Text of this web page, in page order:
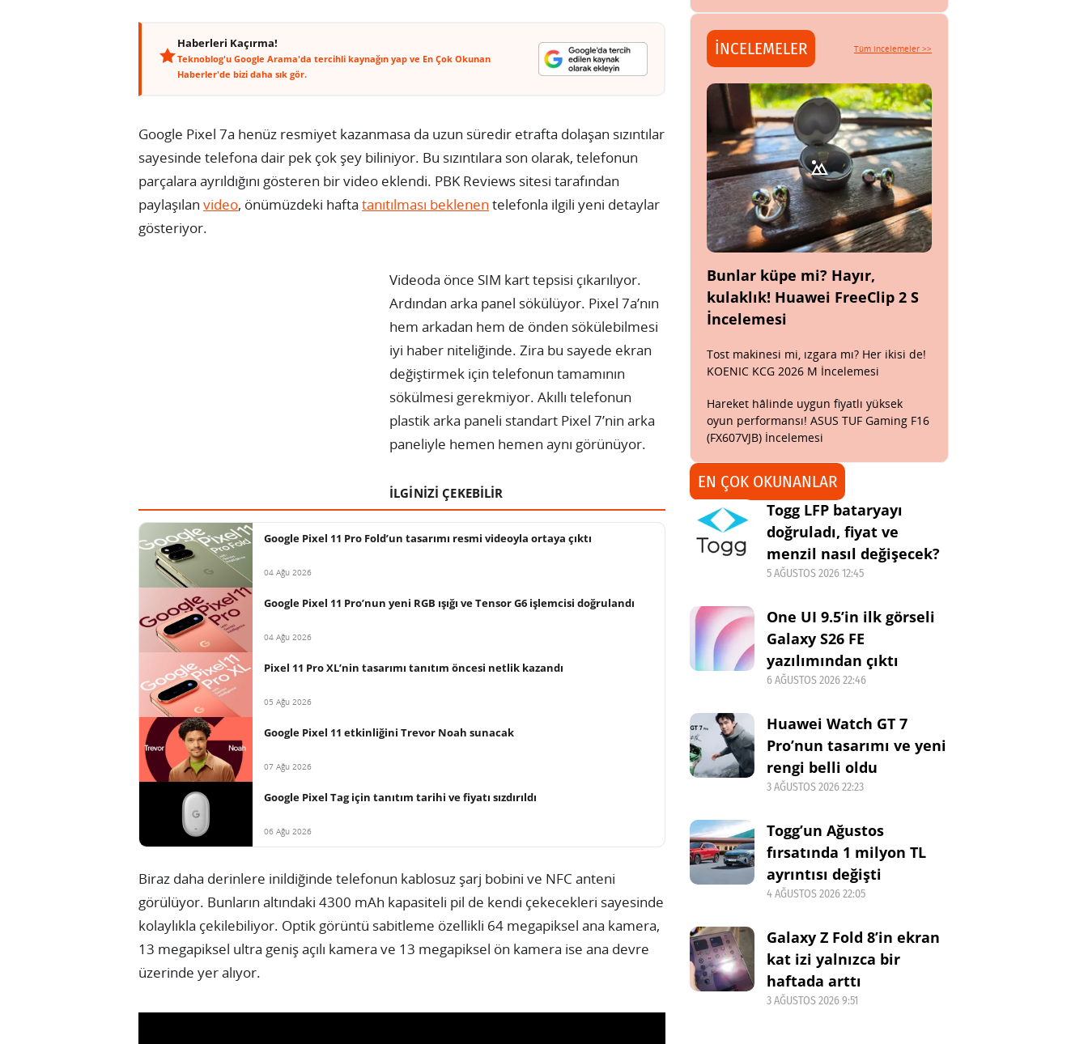
Haberleri Kaçırma!
Teknoblog'u Google Arama'da tercihli kaynağın yap ve En Çok Okunan
Haberler'de bizi daha sık gör.
Google Pixel 7a henüz resmiyet kazanmasa da uzun süredir etrafta dolaşan sızıntılar
sayesinde telefona dair pek çok şey biliniyor. Bu sızıntılara son olarak, telefonun
parçalara ayrıldığını gösteren bir video eklendi. PBK Reviews sitesi tarafından
paylaşılan video, önümüzdeki hafta tanıtılması beklenen telefonla ilgili yeni detaylar
gösteriyor.
Videoda önce SIM kart tepsisi çıkarılıyor.
Ardından arka panel sökülüyor. Pixel 7a’nın
hem arkadan hem de önden sökülebilmesi
iyi haber niteliğinde. Zira bu sayede ekran
değiştirmek için telefonun tamamının
sökülmesi gerekmiyor. Akıllı telefonun
plastik arka paneli standart Pixel 7’nin arka
paneliyle hemen hemen aynı görünüyor.
İLGİNİZİ ÇEKEBİLİR
Google Pixel 11 Pro Fold’un tasarımı resmi videoyla ortaya çıktı
04 Ağu 2026
Google Pixel 11 Pro’nun yeni RGB ışığı ve Tensor G6 işlemcisi doğrulandı
04 Ağu 2026
Pixel 11 Pro XL’nin tasarımı tanıtım öncesi netlik kazandı
05 Ağu 2026
Google Pixel 11 etkinliğini Trevor Noah sunacak
07 Ağu 2026
Google Pixel Tag için tanıtım tarihi ve fiyatı sızdırıldı
06 Ağu 2026
Biraz daha derinlere inildiğinde telefonun kablosuz şarj bobini ve NFC anteni
görülüyor. Bunların altındaki 4300 mAh kapasiteli pil de kendi çekecekleri sayesinde
kolaylıkla çekilebiliyor. Optik görüntü sabitleme özellikli 64 megapiksel ana kamera,
13 megapiksel ultra geniş açılı kamera ve 13 megapiksel ön kamera ise ana devre
üzerinde yer alıyor.
İNCELEMELER Tüm incelemeler >>
Bunlar küpe mi? Hayır,
kulaklık! Huawei FreeClip 2 S
İncelemesi
Tost makinesi mi, ızgara mı? Her ikisi de!
KOENIC KCG 2026 M İncelemesi
Hareket hâlinde uygun fiyatlı yüksek
oyun performansı! ASUS TUF Gaming F16
(FX607VJB) İncelemesi
EN ÇOK OKUNANLAR
Togg LFP bataryayı
doğruladı, fiyat ve
menzil nasıl değişecek?
5 AĞUSTOS 2026 12:45
One UI 9.5’in ilk görseli
Galaxy S26 FE
yazılımından çıktı
6 AĞUSTOS 2026 22:46
Huawei Watch GT 7
Pro’nun tasarımı ve yeni
rengi belli oldu
3 AĞUSTOS 2026 22:23
Togg’un Ağustos
fırsatında 1 milyon TL
ayrıntısı değişti
4 AĞUSTOS 2026 22:05
Galaxy Z Fold 8’in ekran
kat izi yalnızca bir
haftada arttı
3 AĞUSTOS 2026 9:51